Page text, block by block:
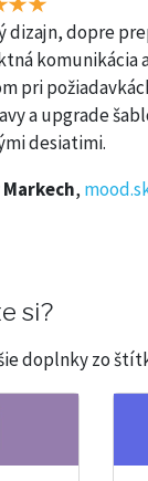
dizajn, dopre
komunikácia
pri
a upgrade
desiatimi.
,
si?
doplnky zo